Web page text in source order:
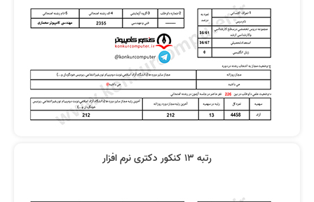
رتبه 13 کنکور دکتری نرم افزار